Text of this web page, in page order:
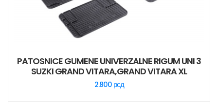
PATOSNICE GUMENE UNIVERZALNE RIGUM UNI 3
SUZKI GRAND VITARA,GRAND VITARA XL
2.800 рсд